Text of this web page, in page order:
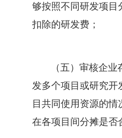
够按照不同研发项目
扣除的研发费；
（五）审核企
发多个项目或研究开
目共同使用资源的情
在各项目间分摊是否